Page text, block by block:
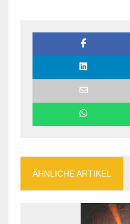
ÄHNLICHE ARTIKEL